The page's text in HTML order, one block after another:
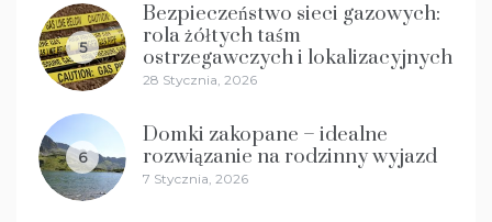
5
Bezpieczeństwo sieci gazowych:
rola żółtych taśm
ostrzegawczych i lokalizacyjnych
28 Stycznia, 2026
6
Domki zakopane – idealne
rozwiązanie na rodzinny wyjazd
7 Stycznia, 2026